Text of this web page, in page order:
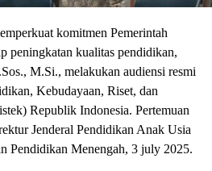
komitmen Pemerintah
peningkatan kualitas pendidikan,
M.Si., melakukan audiensi resmi
Kebudayaan, Riset, dan
Republik Indonesia. Pertemuan
Jenderal Pendidikan Anak Usia
Pendidikan Menengah, 3 july 2025.